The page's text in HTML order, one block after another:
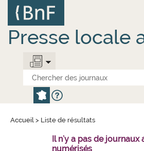
contenu
principal
Presse locale
Accueil > Liste de résultats
Il n'y a pas de journaux
numérisés
Panneau de gestion des cookies